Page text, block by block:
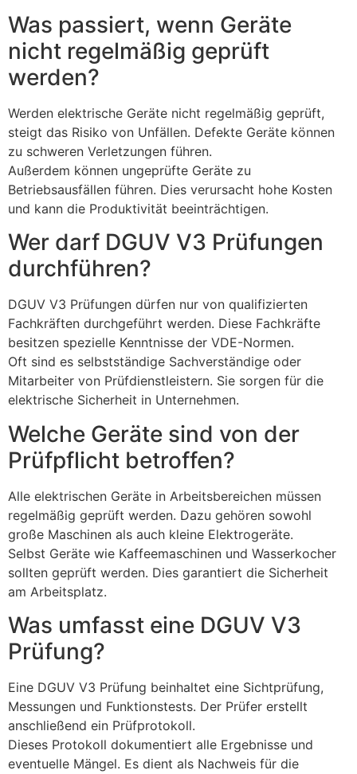
Was passiert, wenn Geräte
nicht regelmäßig geprüft
werden?
Werden elektrische Geräte nicht regelmäßig geprüft,
steigt das Risiko von Unfällen. Defekte Geräte können
zu schweren Verletzungen führen.
Außerdem können ungeprüfte Geräte zu
Betriebsausfällen führen. Dies verursacht hohe Kosten
und kann die Produktivität beeinträchtigen.
Wer darf DGUV V3 Prüfungen
durchführen?
DGUV V3 Prüfungen dürfen nur von qualifizierten
Fachkräften durchgeführt werden. Diese Fachkräfte
besitzen spezielle Kenntnisse der VDE-Normen.
Oft sind es selbstständige Sachverständige oder
Mitarbeiter von Prüfdienstleistern. Sie sorgen für die
elektrische Sicherheit in Unternehmen.
Welche Geräte sind von der
Prüfpflicht betroffen?
Alle elektrischen Geräte in Arbeitsbereichen müssen
regelmäßig geprüft werden. Dazu gehören sowohl
große Maschinen als auch kleine Elektrogeräte.
Selbst Geräte wie Kaffeemaschinen und Wasserkocher
sollten geprüft werden. Dies garantiert die Sicherheit
am Arbeitsplatz.
Was umfasst eine DGUV V3
Prüfung?
Eine DGUV V3 Prüfung beinhaltet eine Sichtprüfung,
Messungen und Funktionstests. Der Prüfer erstellt
anschließend ein Prüfprotokoll.
Dieses Protokoll dokumentiert alle Ergebnisse und
eventuelle Mängel. Es dient als Nachweis für die